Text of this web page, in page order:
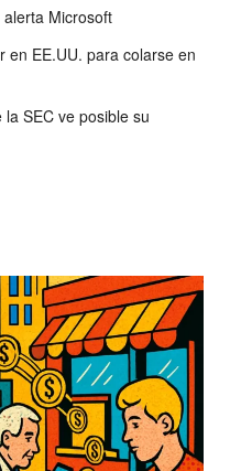
alerta Microsoft
en EE.UU. para colarse en
SEC ve posible su